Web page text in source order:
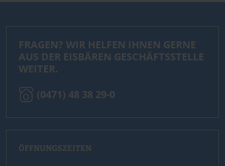
FRAGEN? WIR HELFEN IHNEN GERNE
AUS DER EISBÄREN GESCHÄFTSSTELLE
WEITER.
(0471) 48 38 29-0
ÖFFNUNGSZEITEN